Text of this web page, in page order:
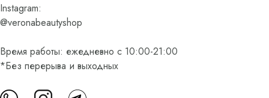
Instagram:
@veronabeautyshop
Время работы: ежедневно с 10:00-21:00
*Без перерыва и выходных